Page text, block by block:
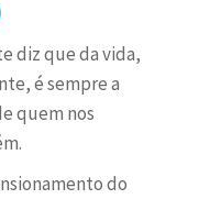
diz que da vida,
é sempre a
quem nos
do